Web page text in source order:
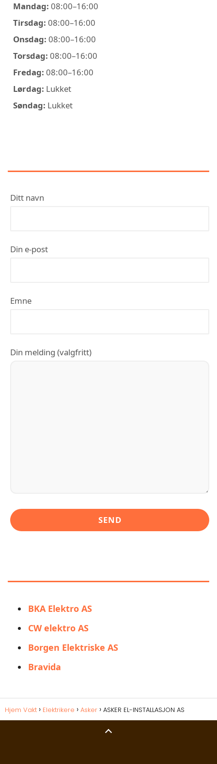
Mandag: 08:00–16:00
Tirsdag: 08:00–16:00
Onsdag: 08:00–16:00
Torsdag: 08:00–16:00
Fredag: 08:00–16:00
Lørdag: Lukket
Søndag: Lukket
Ditt navn
Din e-post
Emne
Din melding (valgfritt)
BKA Elektro AS
CW elektro AS
Borgen Elektriske AS
Bravida
Hjem Vakt Elektrikere Asker ASKER EL-INSTALLASJON AS